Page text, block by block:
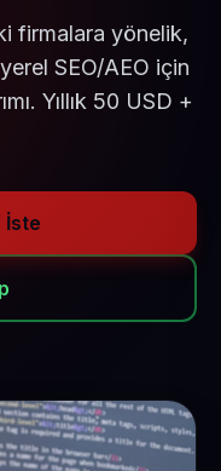
firmalara yönelik,
SEO/AEO için
Yıllık 50 USD +
İste